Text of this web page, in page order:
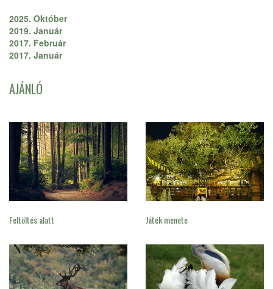
2025. Október
2019. Január
2017. Február
2017. Január
AJÁNLÓ
Feltöltés alatt Játék menete